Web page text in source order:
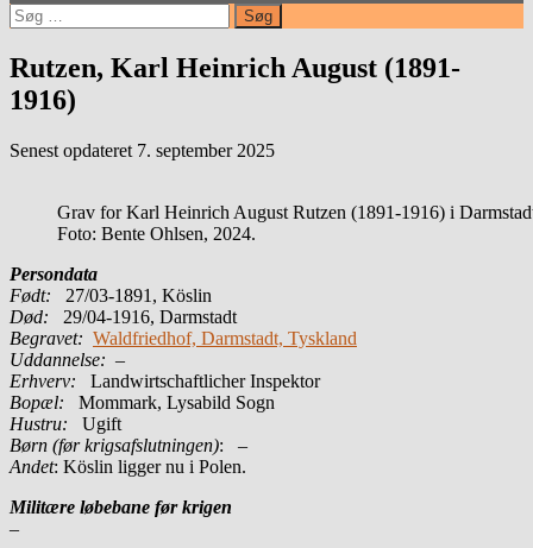
Søg
efter:
Rutzen, Karl Heinrich August (1891-
1916)
Senest opdateret 7. september 2025
Grav for Karl Heinrich August Rutzen (1891-1916) i
Foto: Bente Ohlsen, 2024.
Persondata
Født: 27/03-1891, Köslin
Død: 29/04-1916, Darmstadt
Begravet: Waldfriedhof, Darmstadt, Tyskland
Uddannelse: –
Erhverv: Landwirtschaftlicher Inspektor
Bopæl: Mommark, Lysabild Sogn
Hustru: Ugift
Børn (før krigsafslutningen): –
Andet: Köslin ligger nu i Polen.
Militære løbebane før krigen
–